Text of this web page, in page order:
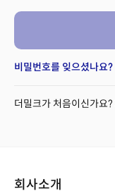
비밀번호를 잊으셨나요?
더밀크가 처음이신가요?
회사소개